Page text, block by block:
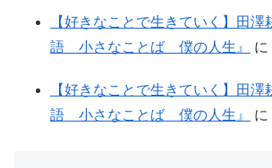
【好きなことで生きていく】田澤
語 小さなことば 僕の人生』
に
【好きなことで生きていく】田澤
語 小さなことば 僕の人生』
に